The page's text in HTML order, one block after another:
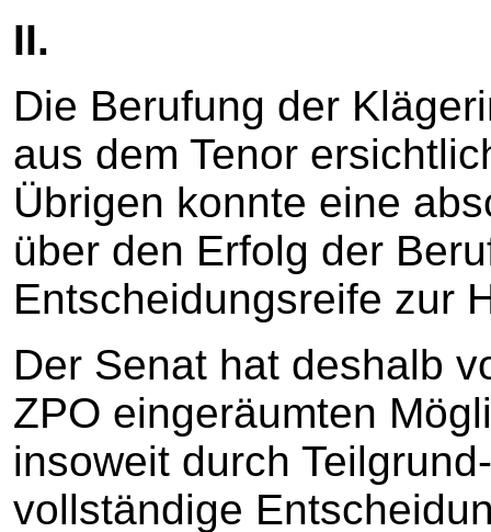
II.
Die Berufung der
aus dem Tenor
Übrigen konnte eine
über den Erfolg der
Entscheidungsreife zur
Der Senat hat deshalb
ZPO eingeräumten
insoweit durch
vollständige